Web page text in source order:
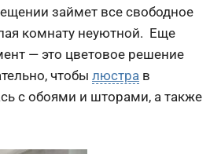
займет все свободное
комнату неуютной. Еще
— это цветовое решение
чтобы люстра в
с обоями и шторами, а также